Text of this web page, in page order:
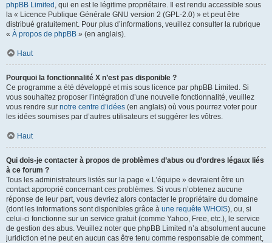
phpBB Limited , qui en est le légitime propriétaire. Il est rendu accessible sous
la « Licence Publique Générale GNU version 2 (GPL-2.0) » et peut être
distribué gratuitement. Pour plus d’informations, veuillez consulter la rubrique
« À propos de phpBB » (en anglais).
Haut
Pourquoi la fonctionnalité X n’est pas disponible ?
Ce programme a été développé et mis sous licence par phpBB Limited. Si
vous souhaitez proposer l’intégration d’une nouvelle fonctionnalité, veuillez
vous rendre sur notre centre d’idées (en anglais) où vous pourrez voter pour
les idées soumises par d’autres utilisateurs et suggérer les vôtres.
Haut
Qui dois-je contacter à propos de problèmes d’abus ou d’ordres légaux liés
à ce forum ?
Tous les administrateurs listés sur la page « L’équipe » devraient être un
contact approprié concernant ces problèmes. Si vous n’obtenez aucune
réponse de leur part, vous devriez alors contacter le propriétaire du domaine
(dont les informations sont disponibles grâce à une requête WHOIS), ou, si
celui-ci fonctionne sur un service gratuit (comme Yahoo, Free, etc.), le service
de gestion des abus. Veuillez noter que phpBB Limited n’a absolument aucune
juridiction et ne peut en aucun cas être tenu comme responsable de comment,